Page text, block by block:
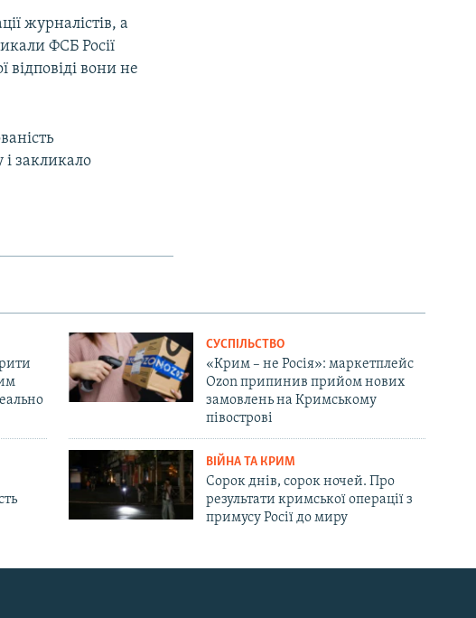
журналістів, а
ФСБ Росії
вони не
закликало
СУСПІЛЬСТВО
«Крим – не Росія»: маркетплейс
Ozon припинив прийом нових
замовлень на Кримському
півострові
ВІЙНА ТА КРИМ
Сорок днів, сорок ночей. Про
результати кримської операції з
примусу Росії до миру